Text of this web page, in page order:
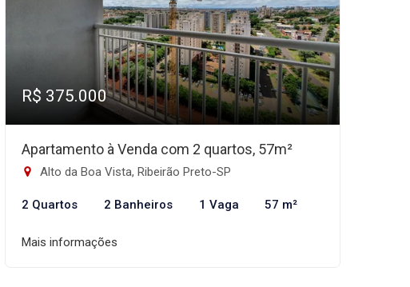
R$ 375.000
Apartamento à Venda com 2 quartos, 57m²
Alto da Boa Vista, Ribeirão Preto-SP
2 Quartos 2 Banheiros 1 Vaga 57 m²
Mais informações